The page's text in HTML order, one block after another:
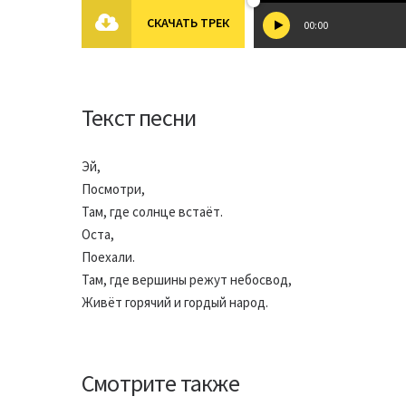
СКАЧАТЬ ТРЕК 00:00
Текст песни
Эй,
Посмотри,
Там, где солнце встаёт.
Оста,
Поехали.
Там, где вершины режут небосвод,
Живёт горячий и гордый народ.
Смотрите также